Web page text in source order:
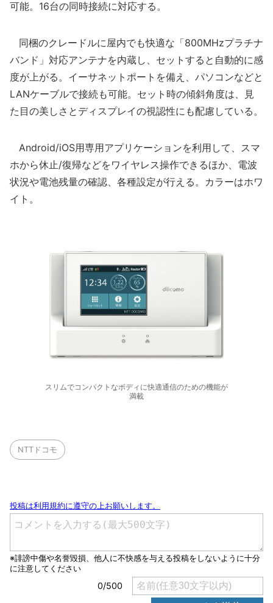
可能。16台の同時接続に対応する。
同梱のクレードルに屋内でも快適な「800MHzプラチナ
バンド」対応アンテナを内蔵し、セットすると自動的に感
度が上がる。イーサネットポートを備え、パソコンなどと
LANケーブルで接続も可能。セット時の傾斜角度は、見
た目の美しさとディスプレイの視認性にも配慮している。
Android/iOS用専用アプリケーションを利用して、スマ
ホから休止/復帰などをワイヤレス操作できるほか、電波
状況や電池残量の確認、各種設定が行える。カラーはホワ
イト。
スリムでコンパクトなボディに快適通信のための機能が
満載
NTTドコモ